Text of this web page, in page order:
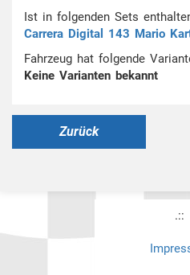
Ist in folgenden Sets
Carrera Digital 143 Mario
Fahrzeug hat folgende
Keine Varianten bekannt
Zurück
.::